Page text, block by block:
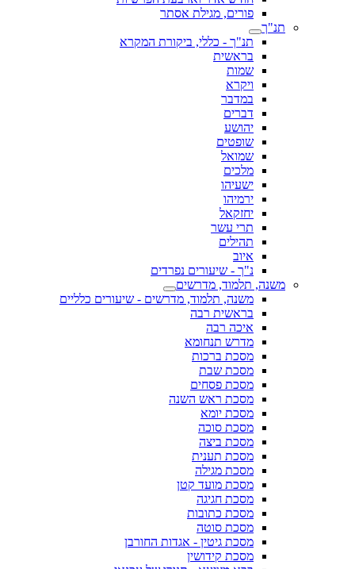
פורים, מגילת אסתר
תנ"ך
תנ"ך - כללי, ביקורת המקרא
בראשית
שמות
ויקרא
במדבר
דברים
יהושע
שופטים
שמואל
מלכים
ישעיהו
ירמיהו
יחזקאל
תרי עשר
תהילים
איוב
נ"ך - שיעורים נפרדים
משנה, תלמוד, מדרשים
משנה, תלמוד, מדרשים - שיעורים כלליים
בראשית רבה
איכה רבה
מדרש תנחומא
מסכת ברכות
מסכת שבת
מסכת פסחים
מסכת ראש השנה
מסכת יומא
מסכת סוכה
מסכת ביצה
מסכת תענית
מסכת מגילה
מסכת מועד קטן
מסכת חגיגה
מסכת כתובות
מסכת סוטה
מסכת גיטין - אגדות החורבן
מסכת קידושין